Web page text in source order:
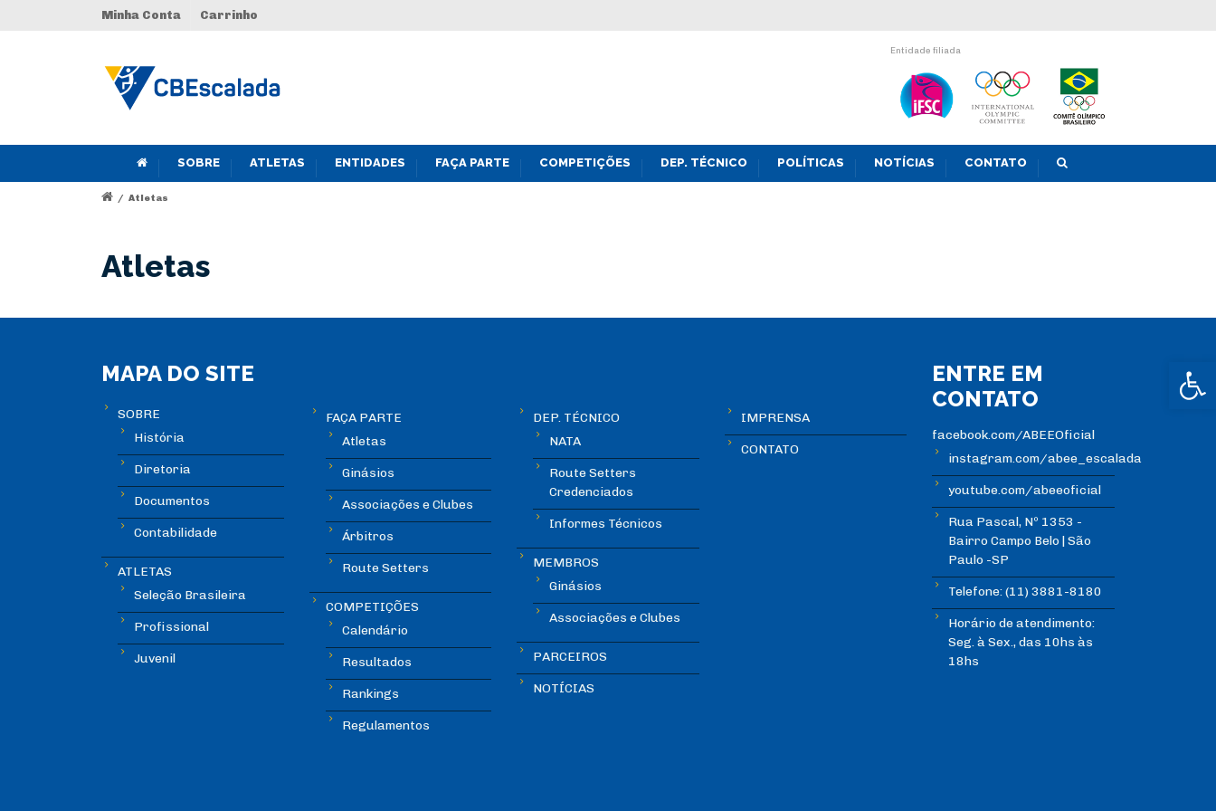
Minha Conta Carrinho
Entidade filiada
SOBRE ATLETAS ENTIDADES FAÇA PARTE COMPETIÇÕES DEP. TÉCNICO POLÍTICAS NOTÍCIAS CONTATO
/ Atletas
Atletas
MAPA DO SITE
SOBRE
História
Diretoria
Documentos
Contabilidade
ATLETAS
Seleção Brasileira
Profissional
Juvenil
FAÇA PARTE
Atletas
Ginásios
Associações e Clubes
Árbitros
Route Setters
COMPETIÇÕES
Calendário
Resultados
Rankings
Regulamentos
DEP. TÉCNICO
NATA
Route Setters
Credenciados
Informes Técnicos
MEMBROS
Ginásios
Associações e Clubes
PARCEIROS
NOTÍCIAS
IMPRENSA
CONTATO
ENTRE EM
CONTATO
facebook.com/ABEEOficial
instagram.com/abee_escalada
youtube.com/abeeoficial
Rua Pascal, Nº 1353 -
Bairro Campo Belo | São
Paulo -SP
Telefone: (11) 3881-8180
Horário de atendimento:
Seg. à Sex., das 10hs às
18hs